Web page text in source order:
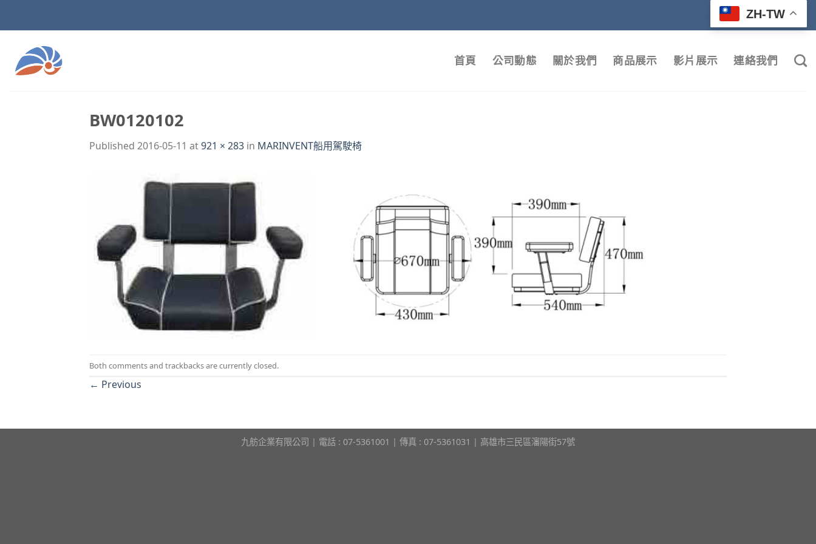
ZH-TW
首頁 公司動態 關於我們 商品展示 影片展示 連絡我們
BW0120102
Published 2016-05-11 at921 × 283 in MARINVENT船用駕駛椅
Both comments and trackbacks are currently closed.
← Previous
九舫企業有限公司 | 電話 : 07-5361001 | 傳真 : 07-5361031 | 高雄市三民區瀋陽街57號